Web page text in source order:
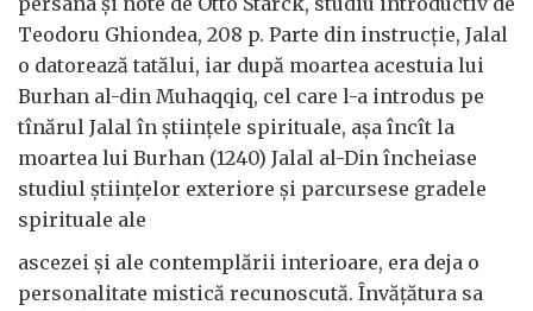
Teodoru Ghiondea, 208 p. Parte din instrucție, Jalal
o datorează tatălui, iar după moartea acestuia lui
Burhan al-din Muhaqqiq, cel care l-a introdus pe
tînărul Jalal în științele spirituale, așa încît la
moartea lui Burhan (1240) Jalal al-Din încheiase
studiul științelor exteriore și parcursese gradele
spirituale ale
ascezei și ale contemplării interioare, era deja o
personalitate mistică recunoscută. Învățătura sa